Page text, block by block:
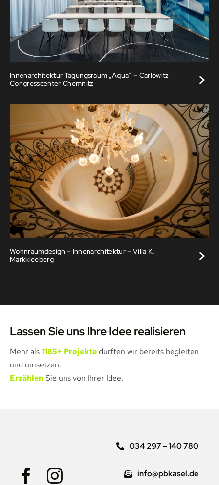
Innenarchitektur Tagungsraum „Aqua“ – Carlowitz
Congresscenter Chemnitz
>
Wohnraumdesign – Innenarchitektur – Villa K.
Markkleeberg
>
Lassen Sie uns Ihre Idee realisieren
Mehr als1185+ Projektedurften wir bereits begleiten
und umsetzen.
Erzählen Sie uns von Ihrer Idee.
034 297 – 140 780
info@pbkasel.de